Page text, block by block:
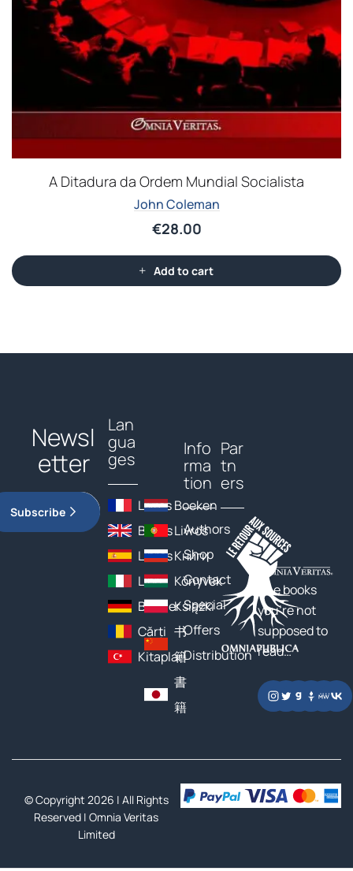
A Ditadura da Ordem Mundial Socialista
John Coleman
€28.00
Add to cart
Newsl
etter
Subscribe
Lan
gua
ges
Livres
Books
Libros
Libri
Bücher
Cărți
Kitaplar
Boeken
Livros
Книги
Könyvek
Książki
书
籍
書
籍
Info
rma
tion
Authors
Shop
Contact
Special
Offers
Distribution
Par
tn
ers
The books
you’re not
supposed to
read…
© Copyright 2026 | All Rights
Reserved |Omnia Veritas
Limited